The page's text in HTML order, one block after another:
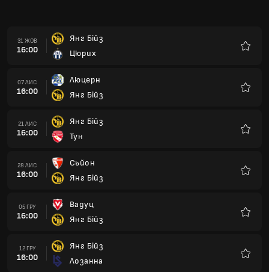
05 ГРУ
16:00
Вадуц
Янг Бійз
12 ГРУ
16:00
Янг Бійз
Лозанна
19 ГРУ
16:00
Серветт
Янг Бійз
16 СІЧ
16:00
Янг Бійз
Лугано
23 СІЧ
16:00
Санкт-Галлен
Янг Бійз
30 СІЧ
16:00
Базель
Янг Бійз